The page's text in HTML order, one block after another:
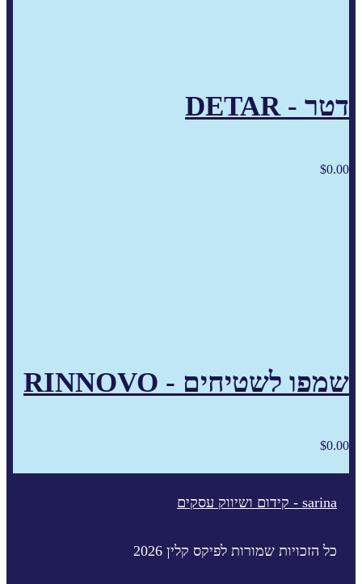
דטר - DETAR
$0.00
שמפו לשטיחים - RINNOVO
$0.00
sarina - קידום ושיווק עסקים
כל הזכויות שמורות לפיקס קלין 2026